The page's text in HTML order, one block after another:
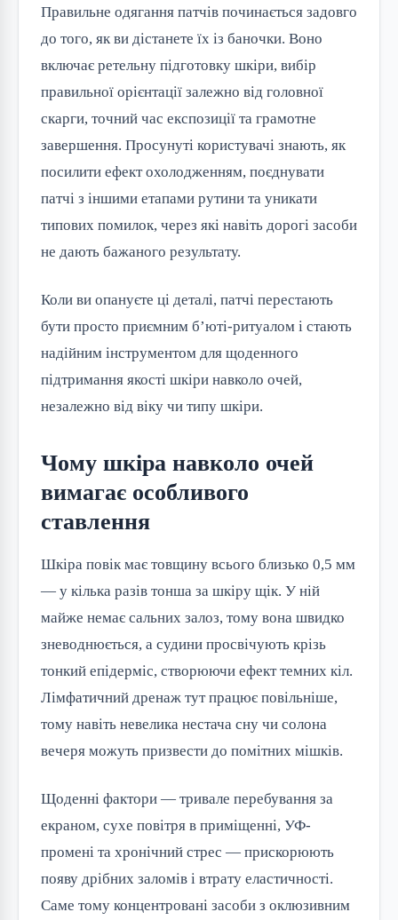
Правильне одягання патчів починається задовго
до того, як ви дістанете їх із баночки. Воно
включає ретельну підготовку шкіри, вибір
правильної орієнтації залежно від головної
скарги, точний час експозиції та грамотне
завершення. Просунуті користувачі знають, як
посилити ефект охолодженням, поєднувати
патчі з іншими етапами рутини та уникати
типових помилок, через які навіть дорогі засоби
не дають бажаного результату.
Коли ви опануєте ці деталі, патчі перестають
бути просто приємним б’юті-ритуалом і стають
надійним інструментом для щоденного
підтримання якості шкіри навколо очей,
незалежно від віку чи типу шкіри.
Чому шкіра навколо очей
вимагає особливого
ставлення
Шкіра повік має товщину всього близько 0,5 мм
— у кілька разів тонша за шкіру щік. У ній
майже немає сальних залоз, тому вона швидко
зневоднюється, а судини просвічують крізь
тонкий епідерміс, створюючи ефект темних кіл.
Лімфатичний дренаж тут працює повільніше,
тому навіть невелика нестача сну чи солона
вечеря можуть призвести до помітних мішків.
Щоденні фактори — тривале перебування за
екраном, сухе повітря в приміщенні, УФ-
промені та хронічний стрес — прискорюють
появу дрібних заломів і втрату еластичності.
Саме тому концентровані засоби з оклюзивним